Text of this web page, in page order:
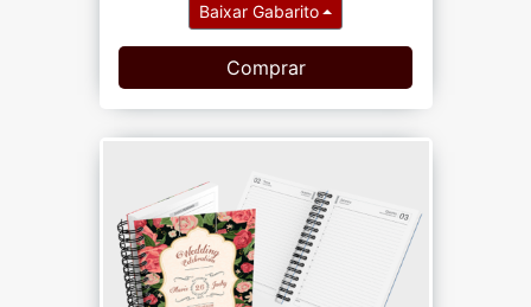
Baixar Gabarito
Comprar